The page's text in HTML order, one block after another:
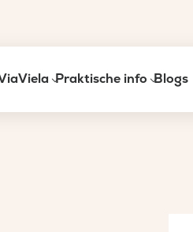
Praktische info Blogs